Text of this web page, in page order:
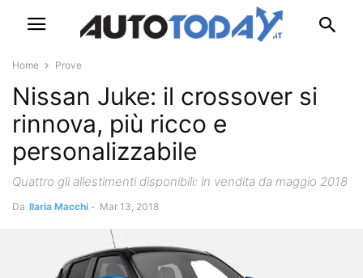
Home Prove
Nissan Juke: il crossover si
rinnova, più ricco e
personalizzabile
Quattro gli allestimenti disponibili: in vendita da maggio 2018
Da Ilaria Macchi - Mar 13, 2018